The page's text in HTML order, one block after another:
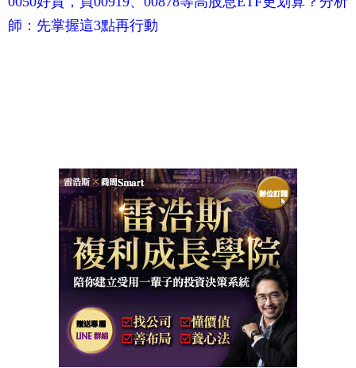
師：先掌握這3點再行動